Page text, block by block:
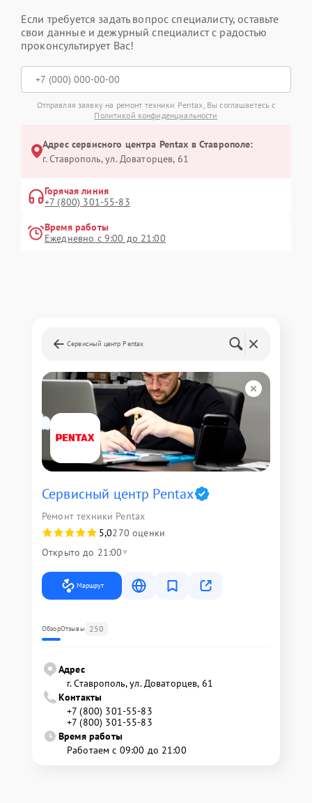
Если требуется задать вопрос специалисту, оставьте
свои данные и дежурный специалист с радостью
проконсультирует Вас!
Отправляя заявку на ремонт техники Pentax, Вы соглашаетесь с
Политикой конфиденциальности
Адрес сервисного центра Pentax в Ставрополе:
г. Ставрополь, ул. Доваторцев, 61
Горячая линия
+7 (800) 301-55-83
Время работы
Ежедневно с 9:00 до 21:00
Сервисный центр Pentax
Сервисный центр Pentax
Ремонт техники Pentax
5,0270 оценки
Открыто до 21:00
Маршрут
ОбзорОтзывы 250
Адрес
г. Ставрополь, ул. Доваторцев, 61
Контакты
+7 (800) 301-55-83
+7 (800) 301-55-83
Время работы
Работаем с 09:00 до 21:00